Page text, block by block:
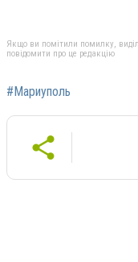
Якщо ви помітили помилку,
повідомити про це редакцію
#Мариуполь